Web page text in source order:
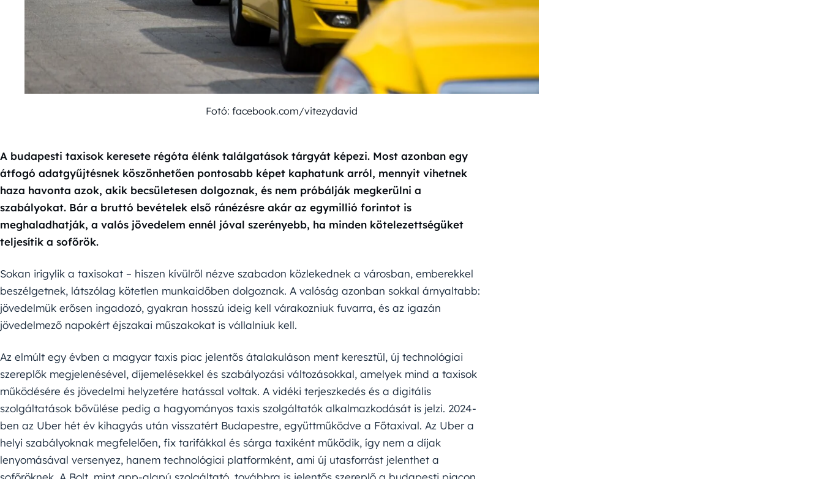
Fotó: facebook.com/vitezydavid
A budapesti taxisok keresete régóta élénk találgatások tárgyát képezi. Most azonban egy
átfogó adatgyűjtésnek köszönhetően pontosabb képet kaphatunk arról, mennyit vihetnek
haza havonta azok, akik becsületesen dolgoznak, és nem próbálják megkerülni a
szabályokat. Bár a bruttó bevételek első ránézésre akár az egymillió forintot is
meghaladhatják, a valós jövedelem ennél jóval szerényebb, ha minden kötelezettségüket
teljesítik a sofőrök.
Sokan irigylik a taxisokat – hiszen kívülről nézve szabadon közlekednek a városban, emberekkel
beszélgetnek, látszólag kötetlen munkaidőben dolgoznak. A valóság azonban sokkal árnyaltabb:
jövedelmük erősen ingadozó, gyakran hosszú ideig kell várakozniuk fuvarra, és az igazán
jövedelmező napokért éjszakai műszakokat is vállalniuk kell.
Az elmúlt egy évben a magyar taxis piac jelentős átalakuláson ment keresztül, új technológiai
szereplők megjelenésével, díjemelésekkel és szabályozási változásokkal, amelyek mind a taxisok
működésére és jövedelmi helyzetére hatással voltak. A vidéki terjeszkedés és a digitális
szolgáltatások bővülése pedig a hagyományos taxis szolgáltatók alkalmazkodását is jelzi. 2024-
ben az Uber hét év kihagyás után visszatért Budapestre, együttműködve a Főtaxival. Az Uber a
helyi szabályoknak megfelelően, fix tarifákkal és sárga taxiként működik, így nem a díjak
lenyomásával versenyez, hanem technológiai platformként, ami új utasforrást jelenthet a